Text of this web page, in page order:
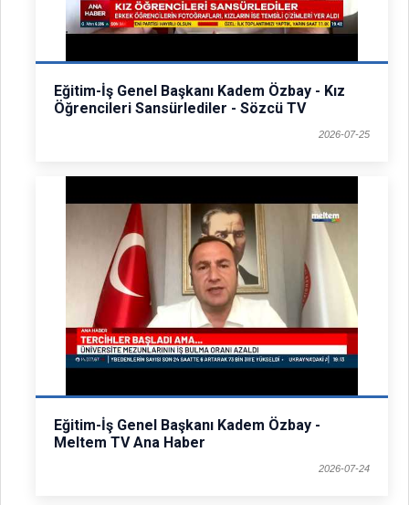
Eğitim-İş Genel Başkanı Kadem Özbay - Kız
Öğrencileri Sansürlediler - Sözcü TV
2026-07-25
Eğitim-İş Genel Başkanı Kadem Özbay -
Meltem TV Ana Haber
2026-07-24